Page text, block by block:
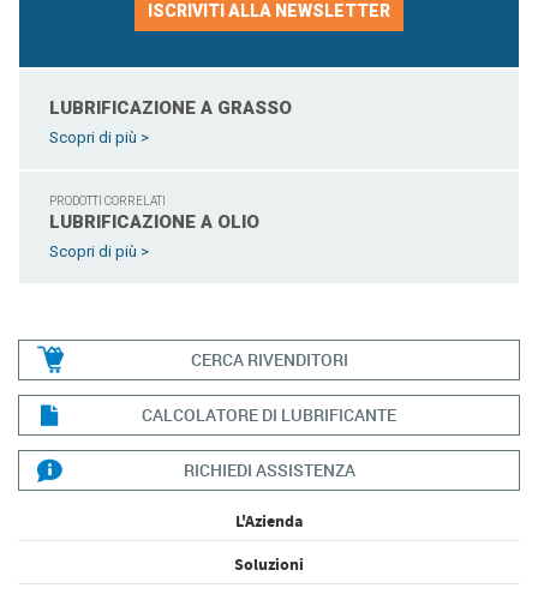
ISCRIVITI ALLA NEWSLETTER
LUBRIFICAZIONE A GRASSO
Scopri di più >
PRODOTTI CORRELATI
LUBRIFICAZIONE A OLIO
Scopri di più >
CERCA RIVENDITORI
CALCOLATORE DI LUBRIFICANTE
RICHIEDI ASSISTENZA
L'Azienda
Soluzioni